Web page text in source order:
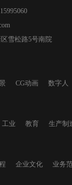
雪松路5号南院
CG动画 数字人
工业 教育 生产制
企业文化 业务